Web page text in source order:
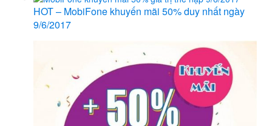
HOT – MobiFone khuyến mãi 50% duy nhất ngày
9/6/2017